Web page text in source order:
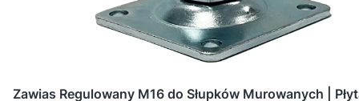
Zawias Regulowany M16 do Słupków Murowanych |